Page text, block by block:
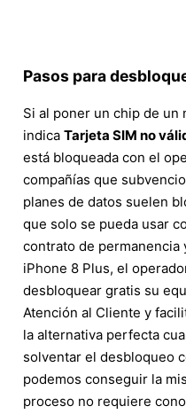
Pasos para
Si al poner un chip de un
indica Tarjeta SIM no
está bloqueada con el
compañías que
planes de datos suelen
que solo se pueda usar
contrato de
iPhone 8 Plus, el
desbloquear gratis su
Atención al Cliente y
la alternativa perfecta
solventar el desbloqueo
podemos conseguir la
proceso no requiere